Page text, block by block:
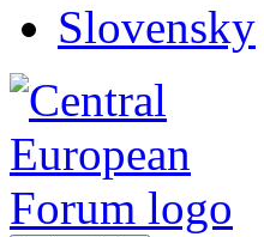
Slovensky